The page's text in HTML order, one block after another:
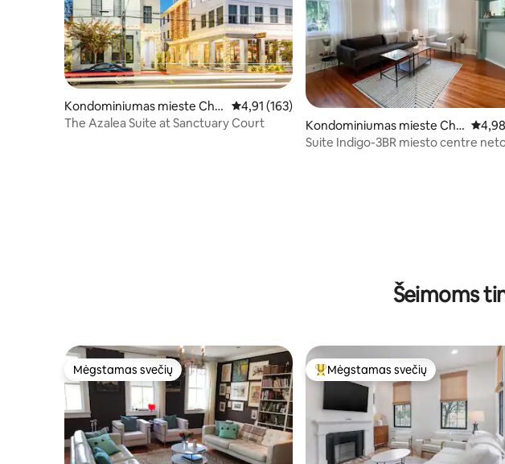
Kondominiumas mieste Cha
rleston
Vidutinis įvertinimas: 4,91 iš 5, atsiliepimų: 163
4,91 (163)
The Azalea Suite at Sanctuary Court
Kondominiumas mieste Cha
rleston
Suite Indigo-3BR miesto centre
Šeimoms
Mėgstamas svečių
Mėgstamas svečių Svečių mėgstamiausias
Mėgstamas svečių